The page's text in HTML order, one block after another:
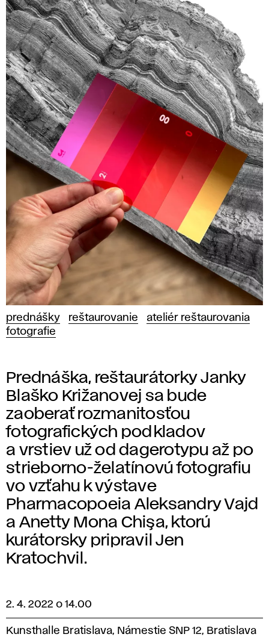
prednášky reštaurovanie
ateliér reštaurovania
fotografie
Prednáška, reštaurátorky Janky
Blaško Križanovej sa bude
zaoberať rozmanitosťou
fotografických podkladov
a vrstiev už od dagerotypu až po
strieborno-želatínovú fotografiu
vo vzťahu k výstave
Pharmacopoeia Aleksandry Vajd
a Anetty Mona Chişa, ktorú
kurátorsky pripravil Jen
Kratochvil.
2. 4. 2022 o 14.00
Kunsthalle Bratislava, Námestie SNP 12, Bratislava